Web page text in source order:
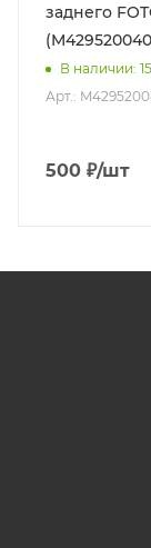
заднего
В наличии: 15
Арт.:
500 ₽/шт